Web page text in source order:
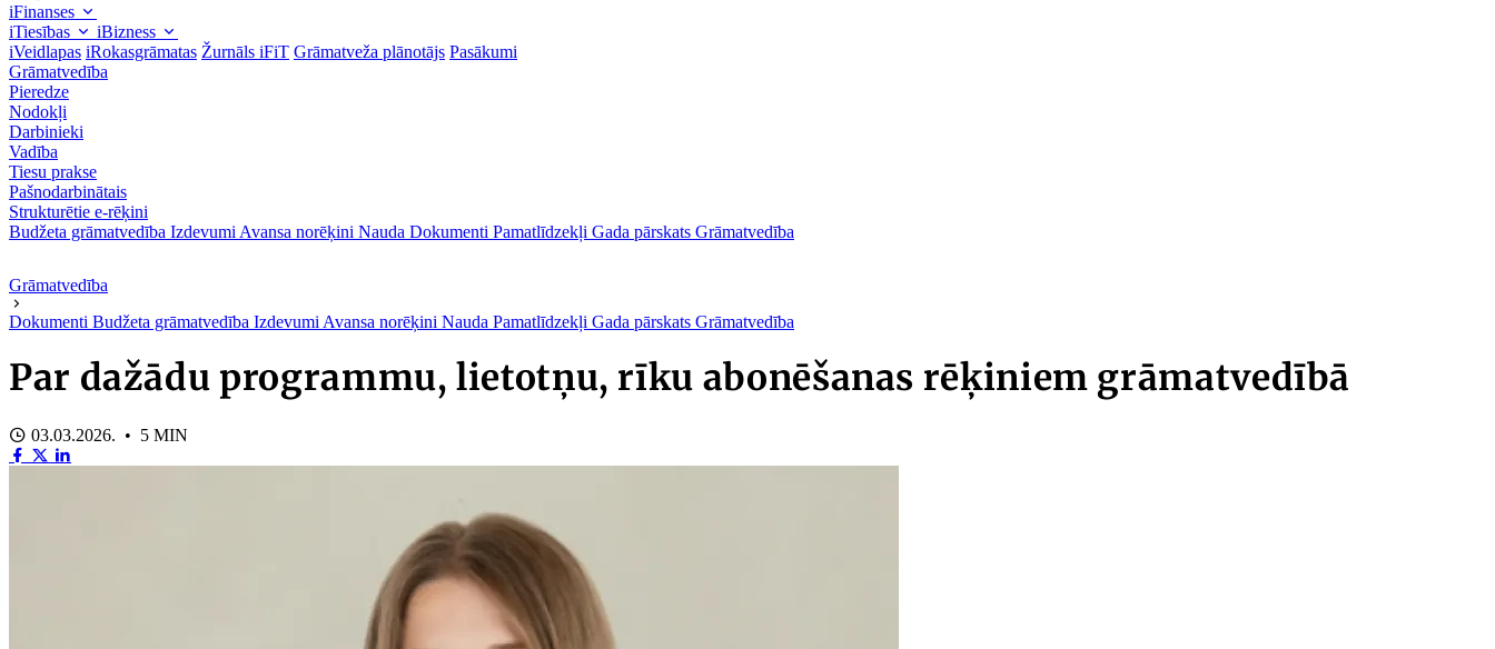
iFinanses
iTiesības
iBizness
iVeidlapas iRokasgrāmatas Žurnāls iFiT Grāmatveža plānotājs Pasākumi
Grāmatvedība
Pieredze
Nodokļi
Darbinieki
Vadība
Tiesu prakse
Pašnodarbinātais
Strukturētie e-rēķini
Budžeta grāmatvedība Izdevumi Avansa norēķini Nauda Dokumenti Pamatlīdzekļi Gada pārskats Grāmatvedība
Grāmatvedība
Dokumenti Budžeta grāmatvedība Izdevumi Avansa norēķini Nauda Pamatlīdzekļi Gada pārskats Grāmatvedība
Par dažādu programmu, lietotņu, rīku abonēšanas rēķiniem grāmatvedībā
03.03.2026. • 5 MIN